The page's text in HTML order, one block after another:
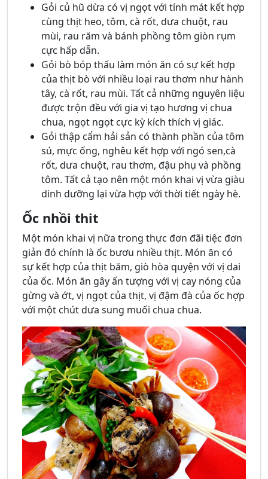
Gỏi củ hũ dừa có vị ngọt với tính mát kết hợp
cùng thịt heo, tôm, cà rốt, dưa chuột, rau
mùi, rau răm và bánh phồng tôm giòn rụm
cực hấp dẫn.
Gỏi bò bóp thấu làm món ăn có sự kết hợp
của thịt bò với nhiều loại rau thơm như hành
tây, cà rốt, rau mùi. Tất cả những nguyên liệu
được trộn đều với gia vị tạo hương vị chua
chua, ngọt ngọt cực kỳ kích thích vị giác.
Gỏi thập cẩm hải sản có thành phần của tôm
sú, mực ống, nghêu kết hợp với ngó sen,cà
rốt, dưa chuột, rau thơm, đậu phụ và phồng
tôm. Tất cả tạo nên một món khai vị vừa giàu
dinh dưỡng lại vừa hợp với thời tiết ngày hè.
Ốc nhồi thit
Một món khai vị nữa trong thực đơn đãi tiệc đơn
giản đó chính là ốc bươu nhiều thịt. Món ăn có
sự kết hợp của thịt băm, giò hòa quyện với vị dai
của ốc. Món ăn gây ấn tượng với vị cay nóng của
gừng và ớt, vị ngọt của thịt, vị đậm đà của ốc hợp
với một chút dưa sung muối chua chua.